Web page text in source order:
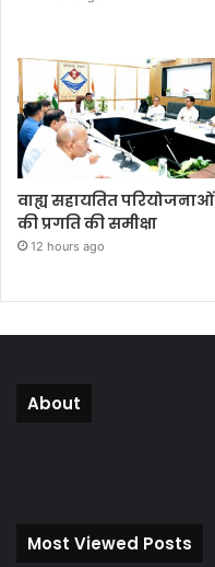
वाह्य सहायतित परियोजनाओं
की प्रगति की समीक्षा
12 hours ago
About
Most Viewed Posts